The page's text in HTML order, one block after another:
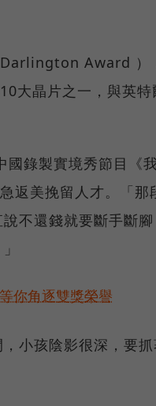
Darlington Award ）
大晶片之一，與英特
國錄製實境秀節目《
返美挽留人才。「那
不還錢就要斷手斷腳
你角逐雙獎榮譽
小孩陰影很深，要抓